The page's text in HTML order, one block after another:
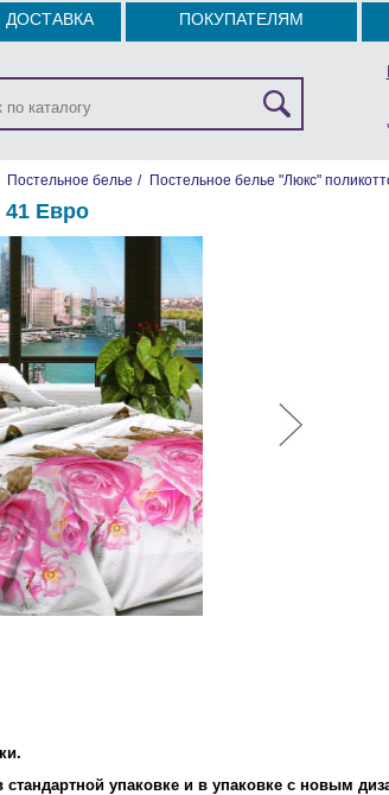
ДОСТАВКА ПОКУПАТЕЛЯМ
Постельное белье / Постельное белье "Люкс"
Евро
упаковке и в упаковке с новым